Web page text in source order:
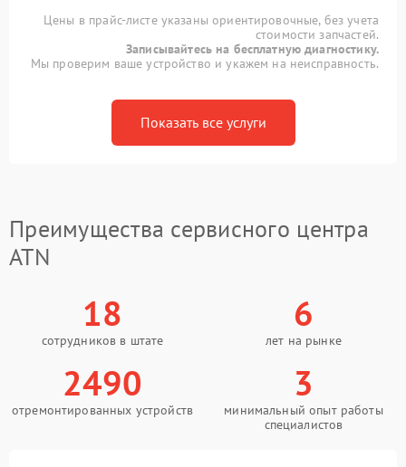
Цены в прайс-листе указаны ориентировочные, без учета
стоимости запчастей.
Записывайтесь на бесплатную диагностику.
Мы проверим ваше устройство и укажем на неисправность.
Показать все услуги
Преимущества сервисного центра
ATN
18
сотрудников в штате
6
лет на рынке
2490
отремонтированных устройств
3
минимальный опыт работы
специалистов